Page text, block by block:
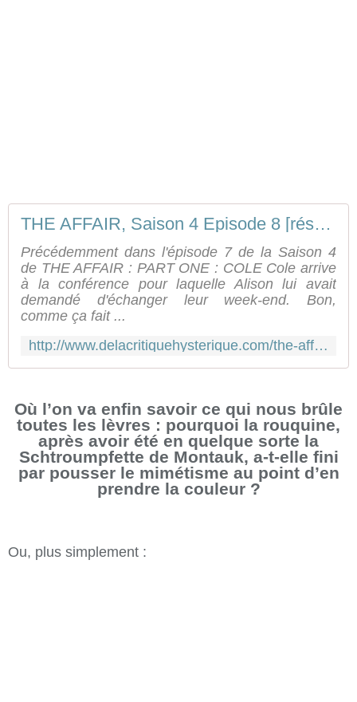
THE AFFAIR, Saison 4 Episode 8 [résumé]
Précédemment dans l'épisode 7 de la Saison 4
de THE AFFAIR : PART ONE : COLE Cole arrive
à la conférence pour laquelle Alison lui avait
demandé d'échanger leur week-end. Bon,
comme ça fait ...
http://www.delacritiquehysterique.com/the-affair-saison-4-episode-8-resume
Où l’on va enfin savoir ce qui nous brûle
toutes les lèvres : pourquoi la rouquine,
après avoir été en quelque sorte la
Schtroumpfette de Montauk, a-t-elle fini
par pousser le mimétisme au point d’en
prendre la couleur ?
Ou, plus simplement :